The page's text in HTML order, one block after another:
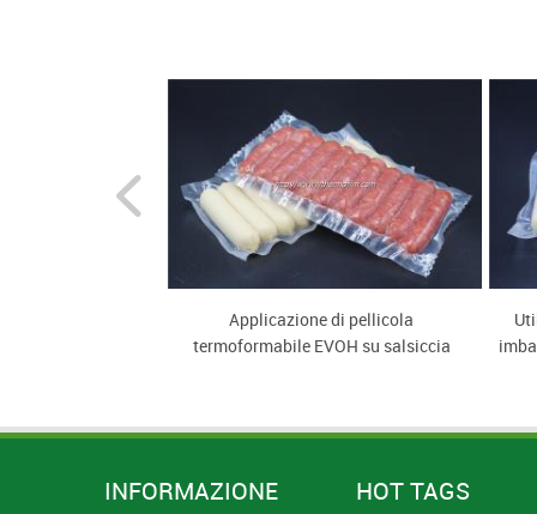
Applicazione di pellicola
termoformabile EVOH su salsiccia
INFORMAZIONE HOT TAGS